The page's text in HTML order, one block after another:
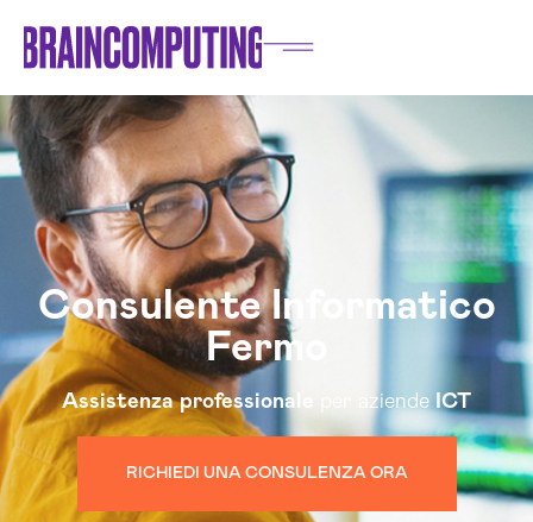
Consulente Informatico
Fermo
Assistenza professionale per aziende ICT
RICHIEDI UNA CONSULENZA ORA